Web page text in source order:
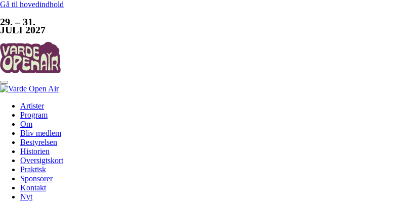
Gå til hovedindhold
29. – 31.
JULI 2027
Artister
Program
Om
Bliv medlem
Bestyrelsen
Historien
Oversigtskort
Praktisk
Sponsorer
Kontakt
Nyt